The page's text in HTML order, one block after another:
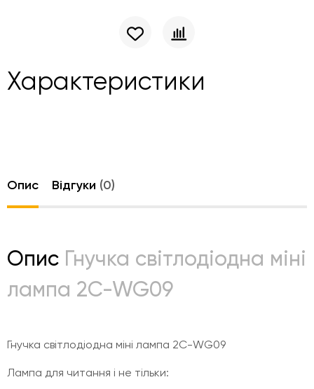
Характеристики
Опис Відгуки (0)
Опис Гнучка світлодіодна міні
лампа 2C-WG09
Гнучка світлодіодна міні лампа 2C-WG09
Лампа для читання і не тільки: